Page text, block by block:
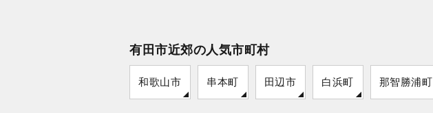
有田市近郊の人気市町村
和歌山市 串本町 田辺市 白浜町 那智勝浦町